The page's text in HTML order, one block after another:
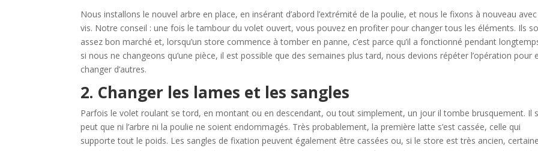
Nous installons le nouvel arbre en place, en insérant d’abord l’extrémité de la poulie, et nous le fixons à nouveau
vis. Notre conseil : une fois le tambour du volet ouvert, vous pouvez en profiter pour changer tous les éléments. Ils
assez bon marché et, lorsqu’un store commence à tomber en panne, c’est parce qu’il a fonctionné pendant
si nous ne changeons qu’une pièce, il est possible que des semaines plus tard, nous devions répéter l’opération pour
changer d’autres.
2. Changer les lames et les sangles
Parfois le volet roulant se tord, en montant ou en descendant, ou tout simplement, un jour il tombe brusquement. Il
peut que ni l’arbre ni la poulie ne soient endommagés. Très probablement, la première latte s’est cassée, celle qui
supporte tout le poids. Les sangles de fixation peuvent également être cassées ou, si le store est très ancien,